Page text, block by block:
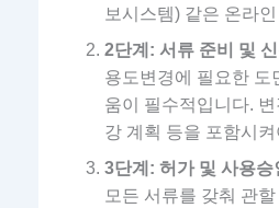
보시스템) 같은 온라
2단계: 서류 준비 및
용도변경에 필요한 도
움이 필수적입니다.
강 계획 등을 포함시
3단계: 허가 및 사용승
모든 서류를 갖춰 관